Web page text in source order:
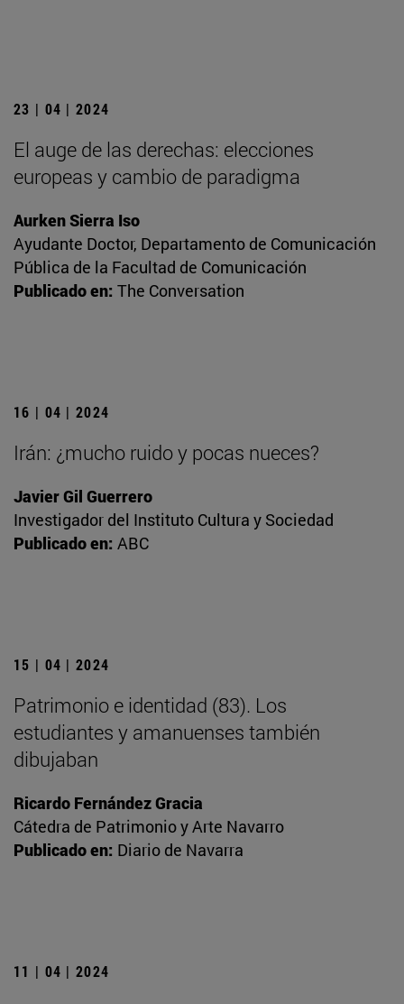
23 | 04 | 2024
El auge de las derechas: elecciones
europeas y cambio de paradigma
Aurken Sierra Iso
Ayudante Doctor, Departamento de Comunicación
Pública de la Facultad de Comunicación
Publicado en: The Conversation
16 | 04 | 2024
Irán: ¿mucho ruido y pocas nueces?
Javier Gil Guerrero
Investigador del Instituto Cultura y Sociedad
Publicado en: ABC
15 | 04 | 2024
Patrimonio e identidad (83). Los
estudiantes y amanuenses también
dibujaban
Ricardo Fernández Gracia
Cátedra de Patrimonio y Arte Navarro
Publicado en: Diario de Navarra
11 | 04 | 2024